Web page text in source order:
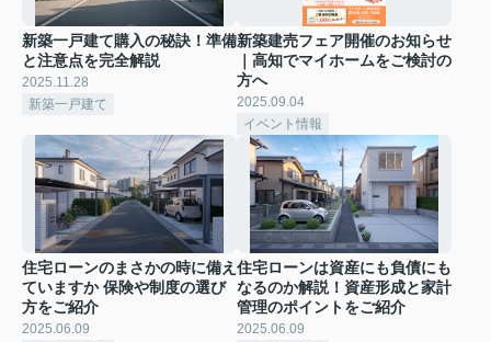
新築一戸建て購入の秘訣！準備
と注意点を完全解説
2025.11.28
新築一戸建て
新築建売フェア開催のお知らせ
｜高知でマイホームをご検討の
方へ
2025.09.04
イベント情報
住宅ローンのまさかの時に備え
ていますか 保険や制度の選び
方をご紹介
2025.06.09
住宅ローンは資産にも負債にも
なるのか解説！資産形成と家計
管理のポイントをご紹介
2025.06.09